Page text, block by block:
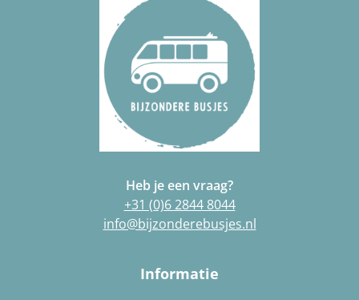
Heb je een vraag?
+31 (0)6 2844 8044
info@bijzonderebusjes.nl
Informatie